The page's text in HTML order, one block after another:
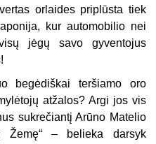
orlaides priplūsta tiek
kur automobilio nei
jėgų savo gyventojus
begėdiškai teršiamo oro
atžalos? Argi jos vis
sukrečiantį Arūno Matelio
Žemę“ – belieka darsyk